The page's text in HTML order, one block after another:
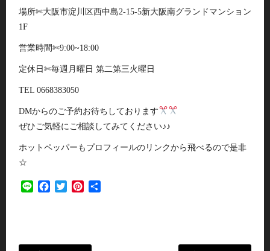
場所✄大阪市淀川区西中島2-15-5新大阪南グランドマンション
1F
営業時間✄9:00~18:00
定休日✄毎週月曜日 第二第三火曜日
TEL 0668383050
DMからのご予約お待ちしております
ぜひご気軽にご相談してみてください♪♪
ホットペッパーもプロフィールのリンクから飛べるので是非
☆
Line FacebookTwitterPinterest